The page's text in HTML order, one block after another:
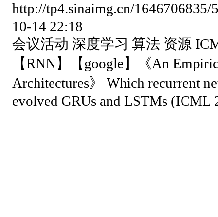
http://tp4.sinaimg.cn/
10-14 22:18
会议活动 深度学习 算法 资源
【RNN】【google】《An
Architectures》 Which recurrent
evolved GRUs and LSTMs